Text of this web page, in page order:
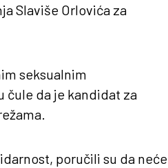
Slaviše Orlovića za
seksualnim
čule da je kandidat za
poručili su da neće